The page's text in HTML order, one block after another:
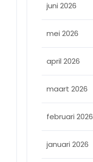
juni 2026
mei 2026
april 2026
maart 2026
februari 2026
januari 2026